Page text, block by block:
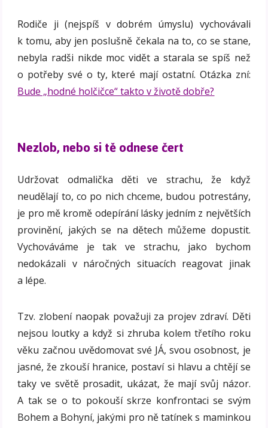
Rodiče ji (nejspíš v dobrém úmyslu) vychovávali
k tomu, aby jen poslušně čekala na to, co se stane,
nebyla radši nikde moc vidět a starala se spíš než
o potřeby své o ty, které mají ostatní. Otázka zní:
Bude „hodné holčičce“ takto v životě dobře?
Nezlob, nebo si tě odnese čert
Udržovat odmalička děti ve strachu, že když
neudělají to, co po nich chceme, budou potrestány,
je pro mě kromě odepírání lásky jedním z největších
provinění, jakých se na dětech můžeme dopustit.
Vychováváme je tak ve strachu, jako bychom
nedokázali v náročných situacích reagovat jinak
a lépe.
Tzv. zlobení naopak považuji za projev zdraví. Děti
nejsou loutky a když si zhruba kolem třetího roku
věku začnou uvědomovat své JÁ, svou osobnost, je
jasné, že zkouší hranice, postaví si hlavu a chtějí se
taky ve světě prosadit, ukázat, že mají svůj názor.
A tak se o to pokouší skrze konfrontaci se svým
Bohem a Bohyní, jakými pro ně tatínek s maminkou